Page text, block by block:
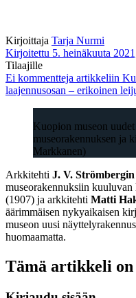
Kirjoittaja Tarja Nurmi
Kirjoitettu 5. heinäkuuta
Tilaajille
Ei kommentteja artikkeliin
laajennusosan – erikoinen
Kuopion museon
museorakennuksen ja
Markkanen)
Arkkitehti J. V. Strömbergin
museorakennuksiin kuuluvan
(1907) ja arkkitehti Matti
äärimmäisen nykyaikaisen
museon uusi
huomaamatta.
Tämä artikkeli